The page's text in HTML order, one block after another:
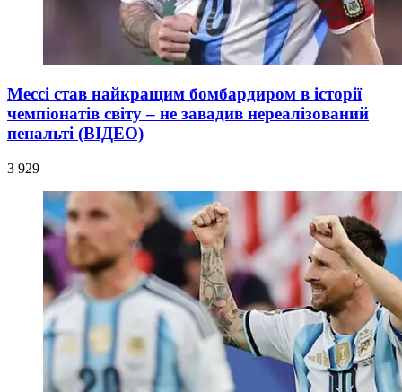
Мессі став найкращим бомбардиром в історії
чемпіонатів світу – не завадив нереалізований
пенальті (ВІДЕО)
3 929